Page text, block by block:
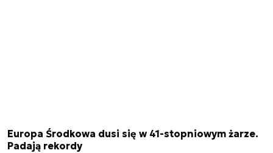
Europa Środkowa dusi się w 41-stopniowym żarze.
Padają rekordy